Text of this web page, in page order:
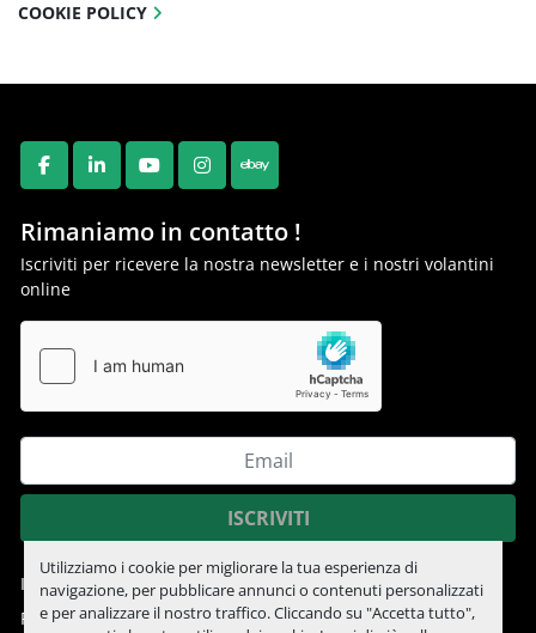
Utilizziamo i cookie per migliorare la tua esperienza di
navigazione, per pubblicare annunci o contenuti personalizzati
e per analizzare il nostro traffico. Cliccando su "Accetta tutto",
FACEBOOK
LINKEDINYOUTUBEINSTAGRAM
EBAY
Rimaniamo in contatto !
Iscriviti per ricevere la nostra newsletter e i nostri volantini
online
ISCRIVITI
Informativa sulla privacy
Personalizza le preferenze sui Cookies
COOKIE POLICY